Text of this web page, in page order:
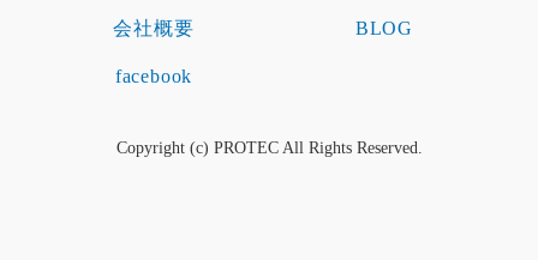
会社概要 BLOG
facebook
Copyright (c) PROTEC All Rights Reserved.